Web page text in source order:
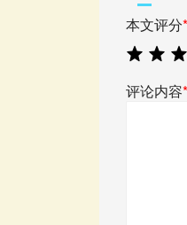
本文评分*
评论内容*